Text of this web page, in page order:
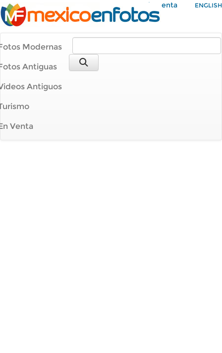
Mi Cuenta ENGLISH
Modernas
Antiguas
Antiguos
Venta